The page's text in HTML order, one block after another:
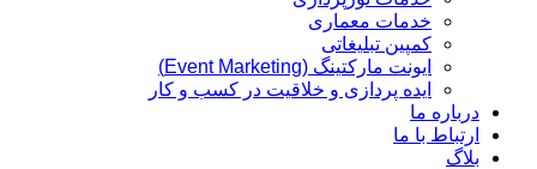
خدمات معماری
کمپین تبلیغاتی
ایونت مارکتینگ (Event Marketing)
ایده پردازی و خلاقیت در کسب و کار
درباره ما
ارتباط با ما
بلاگ